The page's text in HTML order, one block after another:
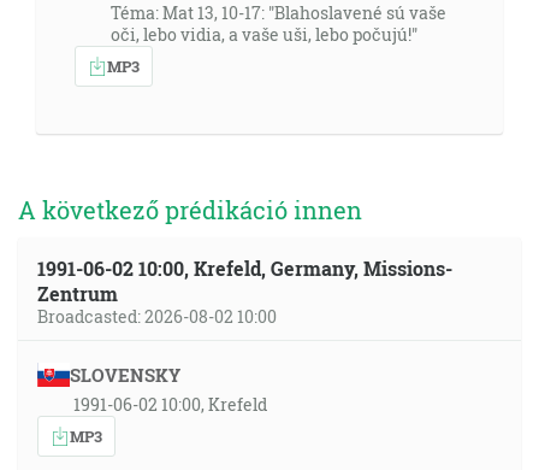
Téma: Mat 13, 10-17: "Blahoslavené sú vaše
oči, lebo vidia, a vaše uši, lebo počujú!"
MP3
A következő prédikáció innen
1991-06-02 10:00, Krefeld, Germany, Missions-
Zentrum
Broadcasted: 2026-08-02 10:00
SLOVENSKY
1991-06-02 10:00, Krefeld
MP3